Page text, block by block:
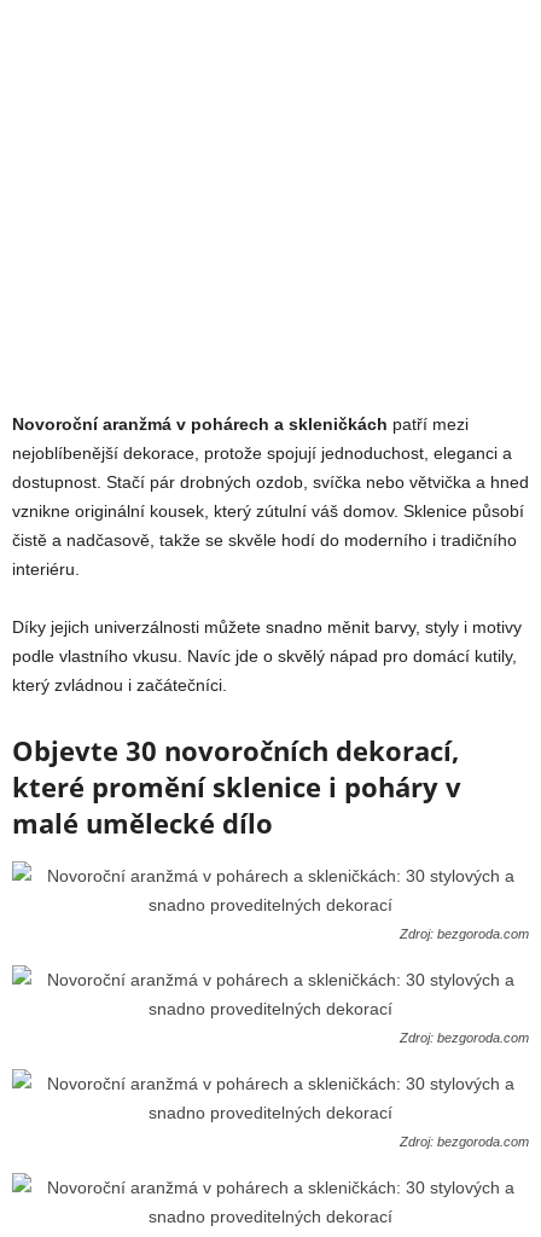
Novoroční aranžmá v pohárech a skleničkách patří mezi
nejoblíbenější dekorace, protože spojují jednoduchost, eleganci a
dostupnost. Stačí pár drobných ozdob, svíčka nebo větvička a hned
vznikne originální kousek, který zútulní váš domov. Sklenice působí
čistě a nadčasově, takže se skvěle hodí do moderního i tradičního
interiéru.
Díky jejich univerzálnosti můžete snadno měnit barvy, styly i motivy
podle vlastního vkusu. Navíc jde o skvělý nápad pro domácí kutily,
který zvládnou i začátečníci.
Objevte 30 novoročních dekorací,
které promění sklenice i poháry v
malé umělecké dílo
Zdroj: bezgoroda.com
Zdroj: bezgoroda.com
Zdroj: bezgoroda.com